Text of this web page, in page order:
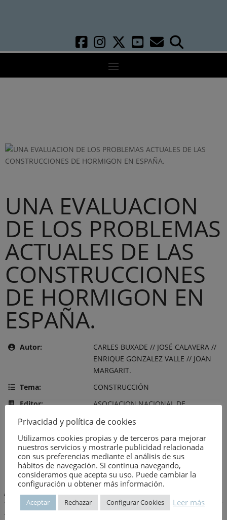
UNA EVALUACION
DE LOS PROBLEMAS
ACTUALES DE LAS
CONSTRUCCIONES
DE HORMIGON EN
ESPAÑA.
Autor:
CARLES BUXADE // JOSÉ CALAVERA //
ENRIQUE GONZALEZ VALLE // JOAN
MARGARIT.
Tema:
CONSTRUCCIÓN
Editor:
ASOCIACION NACIONAL DE
PREPARADO (ANEFHOP)
Año de publicación: 7 de agosto de 1993
Número:
106
Descripción:
-Resumen de la situación.-Las instrucciones oficiales.-El
Privacidad y política de cookies
Utilizamos cookies propias y de terceros para mejorar
nuestros servicios y mostrarle publicidad relacionada
con sus preferencias mediante el análisis de sus
hábitos de navegación. Si continua navegando,
consideramos que acepta su uso. Puede cambiar la
configuración u obtener más información.
Aceptar Rechazar Configurar Cookies Leer más